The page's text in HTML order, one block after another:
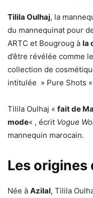
Tilila Oulhaj, la
du mannequinat pour
ARTC et Bougroug à la
d’être révélée comme
collection de
intitulée » Pure Shots
Tilila Oulhaj « fait de
mode« , écrit Vogue
mannequin marocain.
Les origines
Née à Azilal, Tilila